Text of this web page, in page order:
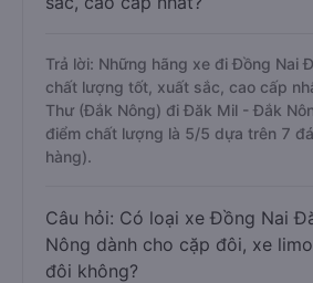
Trả lời: Những hãng xe đi Đồng Nai
chất lượng tốt, xuất sắc, cao cấp
Thư (Đắk Nông) đi Đăk Mil - Đắk
điểm chất lượng là 5/5 dựa trên 7
hàng).
Câu hỏi: Có loại xe Đồng Nai
Nông dành cho cặp đôi, xe
đôi không?